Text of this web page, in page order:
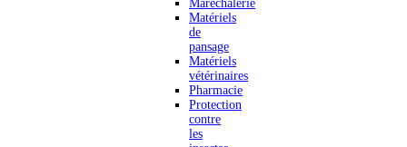
Maréchalerie
Matériels
de
pansage
Matériels
vétérinaires
Pharmacie
Protection
contre
les